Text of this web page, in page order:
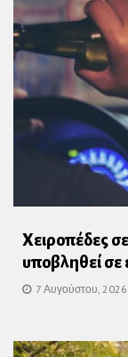
Χειροπέδες
υποβληθεί σε
7 Αυγούστου, 2026